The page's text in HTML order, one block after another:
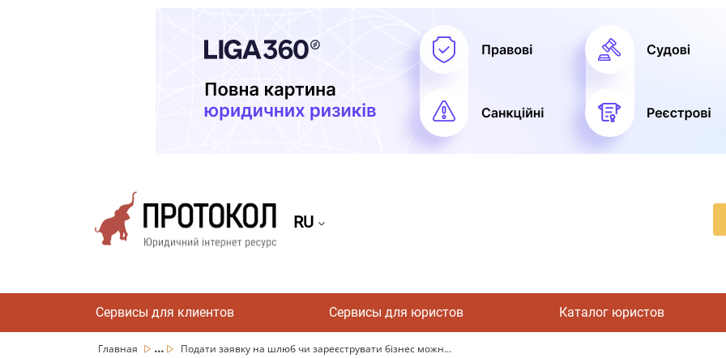
RU
Сервисы для клиентов Сервисы для юристов Каталог юристов
Главная ... Подати заявку на шлюб чи зареєструвати бізнес можн...